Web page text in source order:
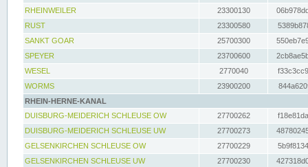
RHEINWEILER
23300130
RUST
23300580
SANKT GOAR
25700300
SPEYER
23700600
WESEL
2770040
WORMS
23900200
RHEIN-HERNE-KANAL
DUISBURG-MEIDERICH SCHLEUSE OW
27700262
DUISBURG-MEIDERICH SCHLEUSE UW
27700273
GELSENKIRCHEN SCHLEUSE OW
27700229
GELSENKIRCHEN SCHLEUSE UW
27700230